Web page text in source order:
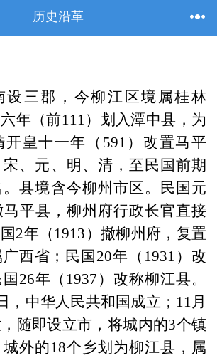
历史沿革
设三郡，今柳江区境属桂林
年（前111）划入潭中县，为
开皇十一年（591）改置马平
、元、明、清，至民国前期
县境含今柳州市区。民国元
马平县，柳州府行政长官直接
2年（1913）撤柳州府，复置
西省；民国20年（1931）改
26年（1937）改称柳江县。
，中华人民共和国成立；11月
随即设立市，将城内的3个镇
外的18个乡划为柳江县，属